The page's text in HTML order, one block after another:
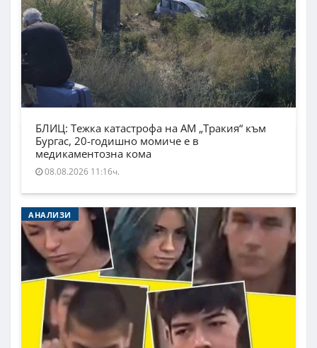
БЛИЦ: Тежка катастрофа на АМ „Тракия“ към
Бургас, 20-годишно момиче е в
медикаментозна кома
08.08.2026 11:16ч.
АНАЛИЗИ